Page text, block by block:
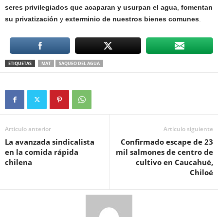
seres privilegiados que acaparan y usurpan el agua fomentan
su privatización y exterminio de nuestros bienes comunes
ETIQUETAS MAT SAQUEO DEL AGUA
Artículo anterior
La avanzada sindicalista
en la comida rápida
chilena
Artículo siguiente
Confirmado escape de 23
mil salmones de centro de
cultivo en Caucahué,
Chiloé